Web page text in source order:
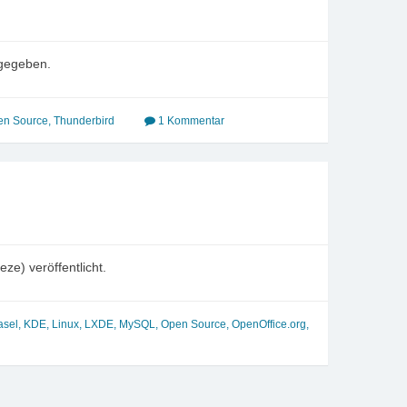
Source, Thunderbird 1 Kommentar
veröffentlicht.
, KDE, Linux, LXDE, MySQL, Open Source, OpenOffice.org,